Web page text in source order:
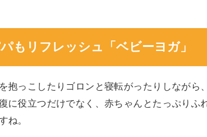
もリフレッシュ「ベビーヨガ」
抱っこしたりゴロンと寝転がったりしながら
に役立つだけでなく、赤ちゃんとたっぷりふ
ね。